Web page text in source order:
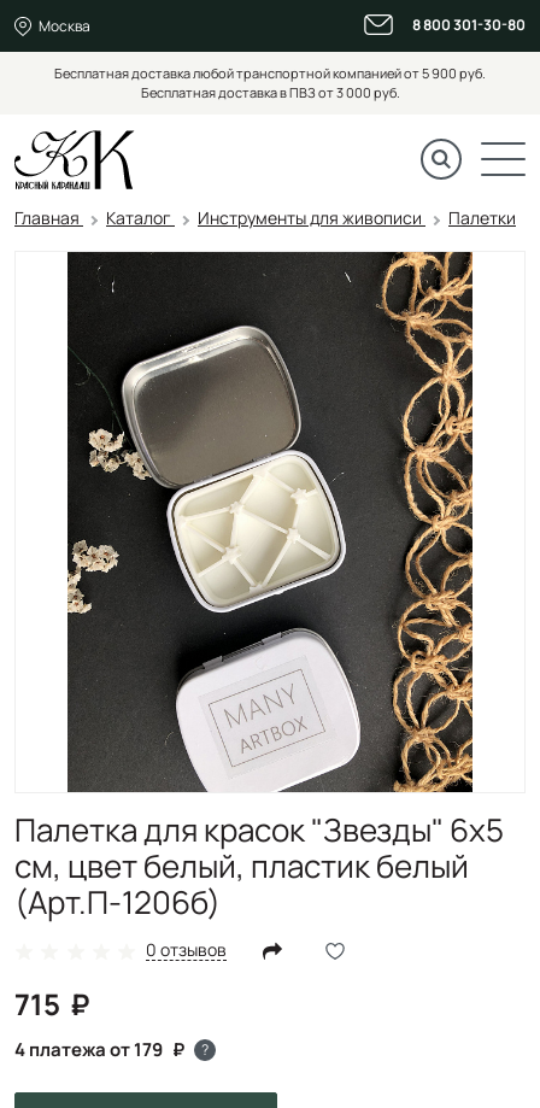
Москва 8 800 301-30-80
Бесплатная доставка любой транспортной компанией от 5 900 руб.
Бесплатная доставка в ПВЗ от 3 000 руб.
Главная Каталог Инструменты для живописи Палетки
Палетка для красок "Звезды" 6х5
см, цвет белый, пластик белый
(Арт.П-1206б)
0 отзывов
715
4 платежа от 179 ?